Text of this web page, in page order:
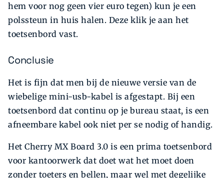
hem voor nog geen vier euro tegen) kun je een
polssteun in huis halen. Deze klik je aan het
toetsenbord vast.
Conclusie
Het is fijn dat men bij de nieuwe versie van de
wiebelige mini-usb-kabel is afgestapt. Bij een
toetsenbord dat continu op je bureau staat, is een
afneembare kabel ook niet per se nodig of handig.
Het Cherry MX Board 3.0 is een prima toetsenbord
voor kantoorwerk dat doet wat het moet doen
zonder toeters en bellen, maar wel met degelijke